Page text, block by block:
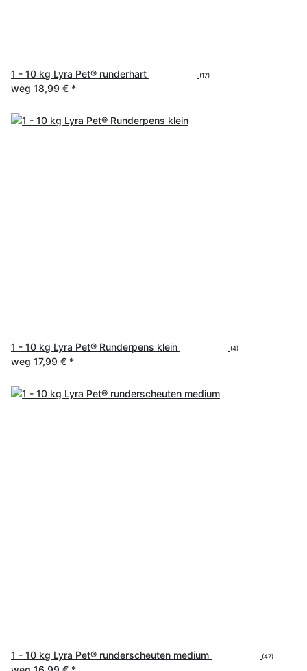
1 - 10 kg Lyra Pet® runderhart (17)
weg 18,99 € *
1 - 10 kg Lyra Pet® Runderpens klein (4)
weg 17,99 € *
1 - 10 kg Lyra Pet® runderscheuten medium (47)